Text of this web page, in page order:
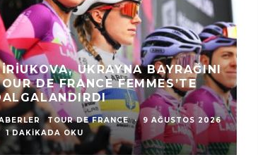
UKRAYNA BAYRAĞINI
DE FRANCE FEMMES’TE
TOUR DE FRANCE ·
9 AĞUSTOS 2026
1 DAKIKADA OKU